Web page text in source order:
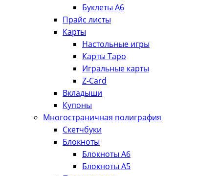
Буклеты А6
Прайс листы
Карты
Настольные игры
Карты Таро
Игральные карты
Z-Card
Вкладыши
Купоны
Многостраничная полиграфия
Скетчбуки
Блокноты
Блокноты А6
Блокноты А5